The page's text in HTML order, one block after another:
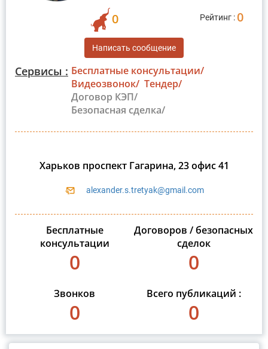
0 Рейтинг : 0
Написать сообщение
Сервисы : Бесплатные консультации/
Видеозвонок/ Тендер/
Договор КЭП/
Безопасная сделка/
Харьков проспект Гагарина, 23 офис 41
alexander.s.tretyak@gmail.com
Бесплатные
консультации
0
Звонков
0
Договоров / безопасных
сделок
0
Всего публикаций :
0